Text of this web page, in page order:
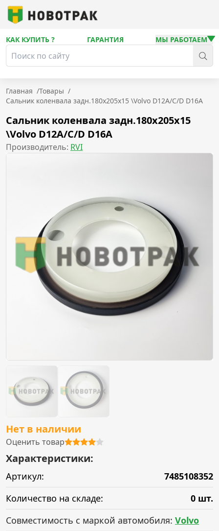
КАК КУПИТЬ ? ГАРАНТИЯ МЫ РАБОТАЕМ
Главная /Товары /
Сальник коленвала задн.180x205x15 \Volvo D12A/C/D D16A
Сальник коленвала задн.180x205x15
\Volvo D12A/C/D D16A
Производитель: RVI
Нет в наличии
Оценить товар
Характеристики:
Артикул:
7485108352
Количество на складе:
0 шт.
Совместимость с маркой автомобиля: Volvo